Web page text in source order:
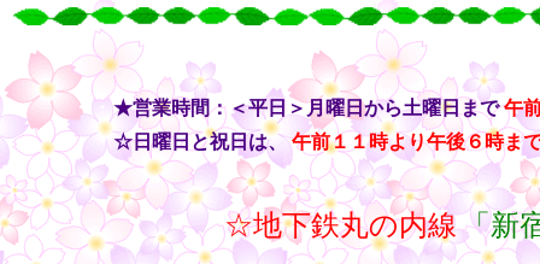
○
・・★営業時間：＜平日＞月曜日から土曜日まで 午
・・☆日曜日と祝日は、 午前１１時より午後６時ま
☆地下鉄丸の内線「新